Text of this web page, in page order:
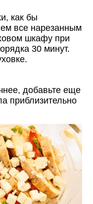
как бы
все нарезанным
шкафу при
30 минут.
добавьте еще
приблизительно